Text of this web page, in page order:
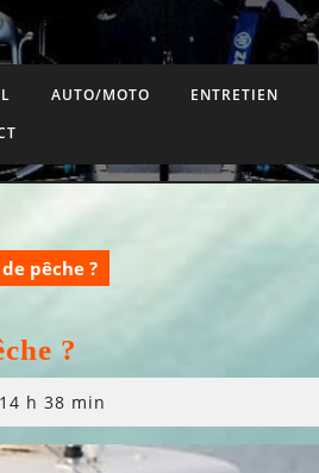
AUTO/MOTO ENTRETIEN
pêche ?
?
14 h 38 min